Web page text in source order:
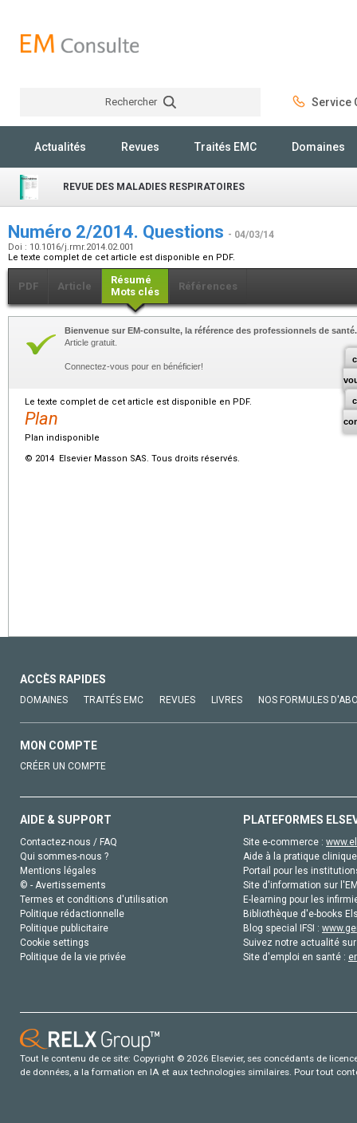
Rechercher Service
Actualités Revues Traités EMC Domaines
REVUE DES MALADIES RESPIRATOIRES
Numéro 2/2014. Questions - 04/03/14
Doi : 10.1016/j.rmr.2014.02.001
Le texte complet de cet article est disponible en PDF.
PDF Article
Résumé
Mots clés
Références
Bienvenue sur EM-consulte, la référence des professionnels de santé.
Article gratuit.
Connectez-vous pour en bénéficier!
Le texte complet de cet article est disponible en PDF.
Plan
Plan indisponible
© 2014 Elsevier Masson SAS. Tous droits réservés.
ACCÈS RAPIDES
DOMAINES TRAITÉS EMC REVUES LIVRES NOS FORMULES
MON COMPTE
CRÉER UN COMPTE
AIDE & SUPPORT
Contactez-nous / FAQ
Qui sommes-nous ?
Mentions légales
© - Avertissements
Termes et conditions d'utilisation
Politique rédactionnelle
Politique publicitaire
Cookie settings
Politique de la vie privée
PLATEFORMES
Site e-commerce :
Aide à la pratique
Portail pour les
Site d'information sur
E-learning pour les
Bibliothèque d'e-books
Blog special IFSI :
Suivez notre actualité
Site d'emploi en santé :
Tout le contenu de ce site: Copyright © 2026 Elsevier, ses concédants de
de données, a la formation en IA et aux technologies similaires. Pour tout